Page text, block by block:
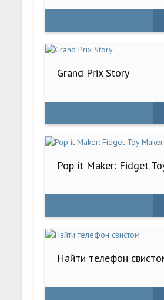
Grand Prix Story
Pop it Maker: Fidget
Найти телефон